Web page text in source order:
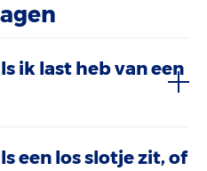
ik last heb van een
een los slotje zit, of